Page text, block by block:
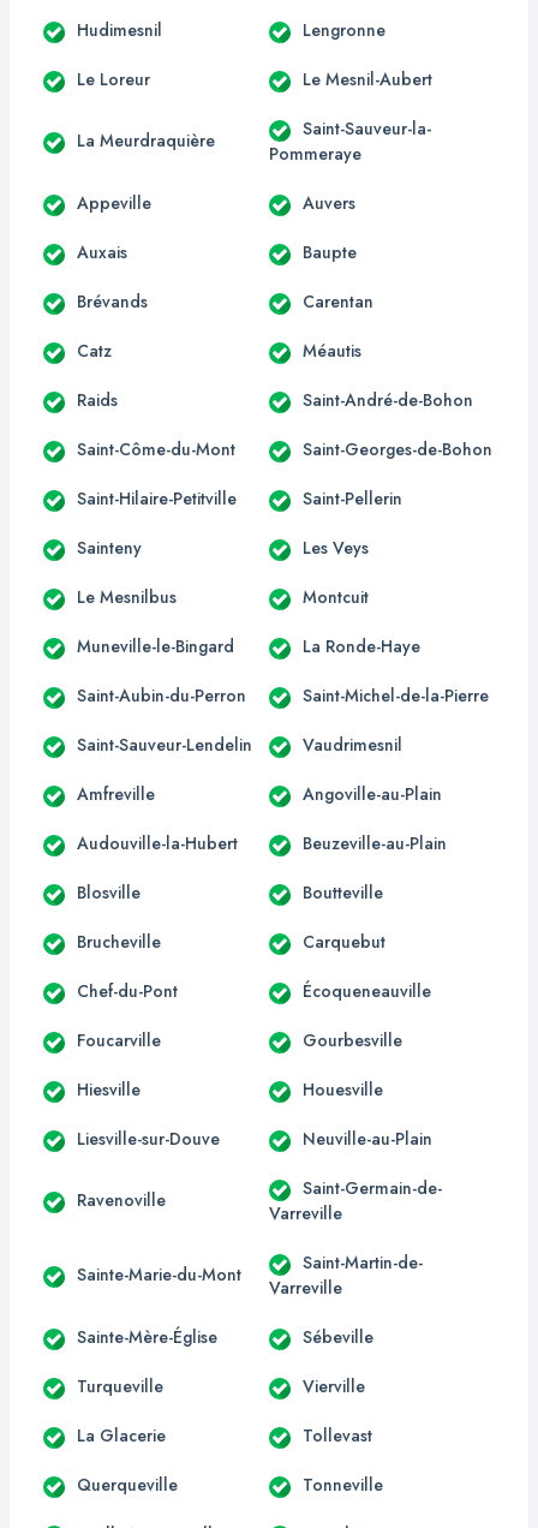
Hudimesnil Lengronne
Le Loreur Le Mesnil-Aubert
La Meurdraquière
Saint-Sauveur-la-
Pommeraye
Appeville Auvers
Auxais Baupte
Brévands Carentan
Catz Méautis
Raids Saint-André-de-Bohon
Saint-Côme-du-Mont Saint-Georges-de-Bohon
Saint-Hilaire-Petitville Saint-Pellerin
Sainteny Les Veys
Le Mesnilbus Montcuit
Muneville-le-Bingard La Ronde-Haye
Saint-Aubin-du-Perron Saint-Michel-de-la-Pierre
Saint-Sauveur-Lendelin Vaudrimesnil
Amfreville Angoville-au-Plain
Audouville-la-Hubert Beuzeville-au-Plain
Blosville Boutteville
Brucheville Carquebut
Chef-du-Pont Écoqueneauville
Foucarville Gourbesville
Hiesville Houesville
Liesville-sur-Douve Neuville-au-Plain
Ravenoville
Saint-Germain-de-
Varreville
Sainte-Marie-du-Mont
Saint-Martin-de-
Varreville
Sainte-Mère-Église Sébeville
Turqueville Vierville
La Glacerie Tollevast
Querqueville Tonneville